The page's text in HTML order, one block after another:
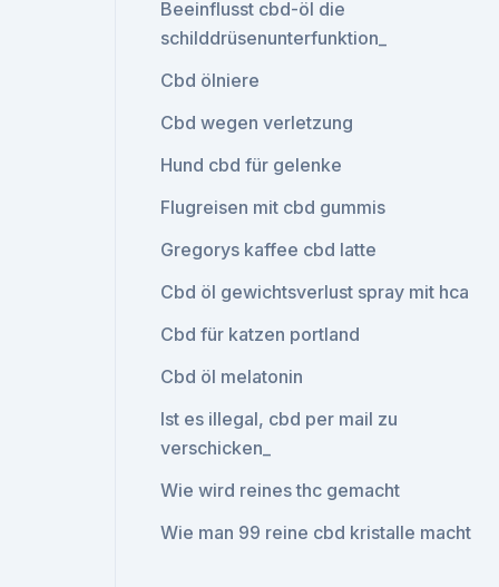
Beeinflusst cbd-öl die
schilddrüsenunterfunktion_
Cbd ölniere
Cbd wegen verletzung
Hund cbd für gelenke
Flugreisen mit cbd gummis
Gregorys kaffee cbd latte
Cbd öl gewichtsverlust spray mit hca
Cbd für katzen portland
Cbd öl melatonin
Ist es illegal, cbd per mail zu
verschicken_
Wie wird reines thc gemacht
Wie man 99 reine cbd kristalle macht